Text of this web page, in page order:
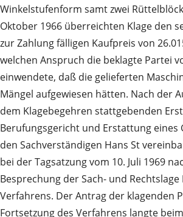
Winkelstufenform samt zwei
Oktober 1966 überreichten Klage den
zur Zahlung fälligen Kaufpreis von
welchen Anspruch die beklagte Partei
einwendete, daß die gelieferten
Mängel aufgewiesen hätten. Nach der
dem Klagebegehren stattgebenden
Berufungsgericht und Erstattung eines
den Sachverständigen Hans St
bei der Tagsatzung vom 10. Juli 1969
Besprechung der Sach- und Rechtslage
Verfahrens. Der Antrag der klagenden
Fortsetzung des Verfahrens langte